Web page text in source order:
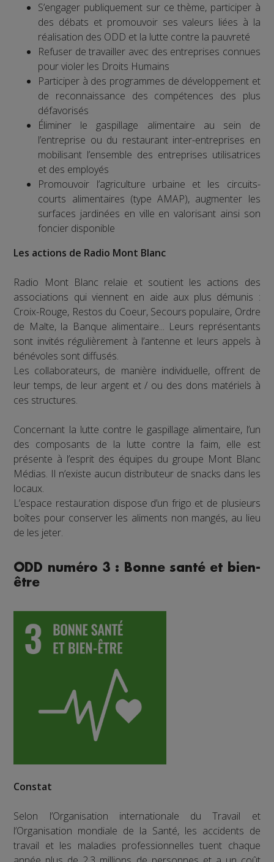
S’engager publiquement sur ce thème, participer à
des débats et promouvoir ses valeurs liées à la
réalisation des ODD et la lutte contre la pauvreté
Refuser de travailler avec des entreprises connues
pour violer les Droits Humains
Participer à des programmes de développement et
de reconnaissance des compétences des plus
défavorisés
Éliminer le gaspillage alimentaire au sein de
l’entreprise ou du restaurant inter-entreprises en
mobilisant l’ensemble des entreprises utilisatrices
et des employés
Promouvoir l’agriculture urbaine et les circuits-
courts alimentaires (type AMAP), augmenter les
surfaces jardinées en ville en valorisant ainsi son
foncier disponible
Les actions de Radio Mont Blanc
Radio Mont Blanc relaie et soutient les actions des
associations qui viennent en aide aux plus démunis :
Croix-Rouge, Restos du Coeur, Secours populaire, Ordre
de Malte, la Banque alimentaire... Leurs représentants
sont invités régulièrement à l’antenne et leurs appels à
bénévoles sont diffusés.
Les collaborateurs, de manière individuelle, offrent de
leur temps, de leur argent et / ou des dons matériels à
ces structures.
Concernant la lutte contre le gaspillage alimentaire, l’un
des composants de la lutte contre la faim, elle est
présente à l’esprit des équipes du groupe Mont Blanc
Médias. Il n’existe aucun distributeur de snacks dans les
locaux.
L’espace restauration dispose d’un frigo et de plusieurs
boîtes pour conserver les aliments non mangés, au lieu
de les jeter.
ODD numéro 3 : Bonne santé et bien-
être
Constat
Selon l’Organisation internationale du Travail et
l’Organisation mondiale de la Santé, les accidents de
travail et les maladies professionnelles tuent chaque